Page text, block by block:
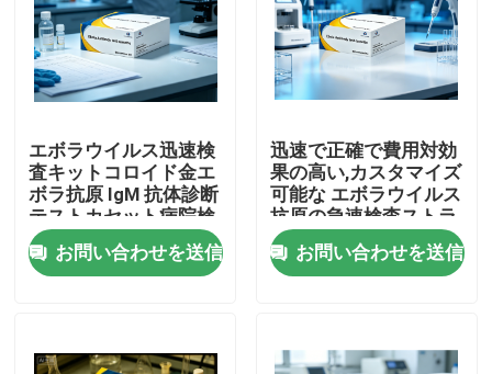
家
製品
エボラウイルス迅速検
査キットコロイド金エ
ボラ抗原 IgM 抗体診断
テストカセット病院検
査室緊急スクリーニン
グ用お問い合わせを送信
迅速で正確で費用対効
果の高い,カスタマイズ
可能な エボラウイルス
抗原の急速検査ストラ
イプ コロイドアルド法
で操作可能な機械では
ない
お問い合わせを送信